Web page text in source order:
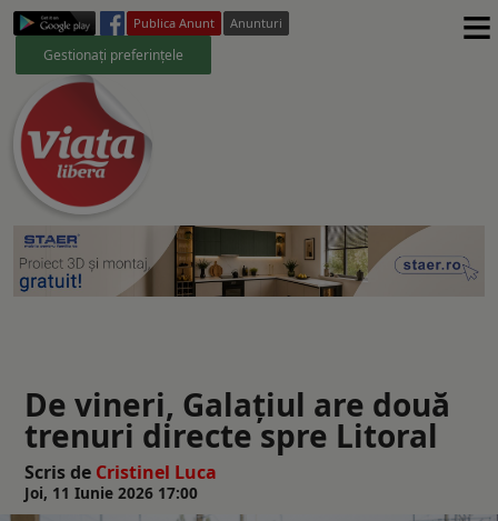
Publica Anunt Anunturi
Gestionați preferințele ≡
De vineri, Galațiul are două
trenuri directe spre Litoral
Scris de Cristinel Luca
Joi, 11 Iunie 2026 17:00